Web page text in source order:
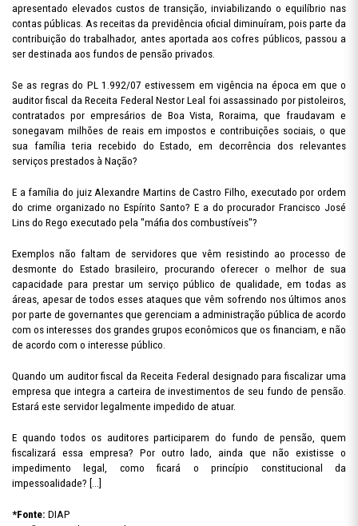
apresentado elevados custos de transição, inviabilizando o equilíbrio nas
contas públicas. As receitas da previdência oficial diminuíram, pois parte da
contribuição do trabalhador, antes aportada aos cofres públicos, passou a
ser destinada aos fundos de pensão privados.
Se as regras do PL 1.992/07 estivessem em vigência na época em que o
auditor fiscal da Receita Federal Nestor Leal foi assassinado por pistoleiros,
contratados por empresários de Boa Vista, Roraima, que fraudavam e
sonegavam milhões de reais em impostos e contribuições sociais, o que
sua família teria recebido do Estado, em decorrência dos relevantes
serviços prestados à Nação?
E a família do juiz Alexandre Martins de Castro Filho, executado por ordem
do crime organizado no Espírito Santo? E a do procurador Francisco José
Lins do Rego executado pela "máfia dos combustíveis"?
Exemplos não faltam de servidores que vêm resistindo ao processo de
desmonte do Estado brasileiro, procurando oferecer o melhor de sua
capacidade para prestar um serviço público de qualidade, em todas as
áreas, apesar de todos esses ataques que vêm sofrendo nos últimos anos
por parte de governantes que gerenciam a administração pública de acordo
com os interesses dos grandes grupos econômicos que os financiam, e não
de acordo com o interesse público.
Quando um auditor fiscal da Receita Federal designado para fiscalizar uma
empresa que integra a carteira de investimentos de seu fundo de pensão.
Estará este servidor legalmente impedido de atuar.
E quando todos os auditores participarem do fundo de pensão, quem
fiscalizará essa empresa? Por outro lado, ainda que não existisse o
impedimento legal, como ficará o princípio constitucional da
impessoalidade? […]
*Fonte: DIAP